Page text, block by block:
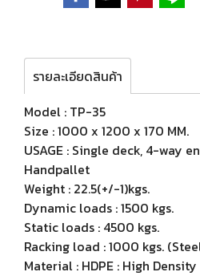
รายละเอียดสินค้า
Model : TP-35
Size : 1000 x 1200 x 170 MM.
USAGE : Single deck, 4-way
Handpallet
Weight : 22.5(+/-1)kgs.
Dynamic loads : 1500 kgs.
Static loads : 4500 kgs.
Racking load : 1000 kgs.
Material : HDPE : High